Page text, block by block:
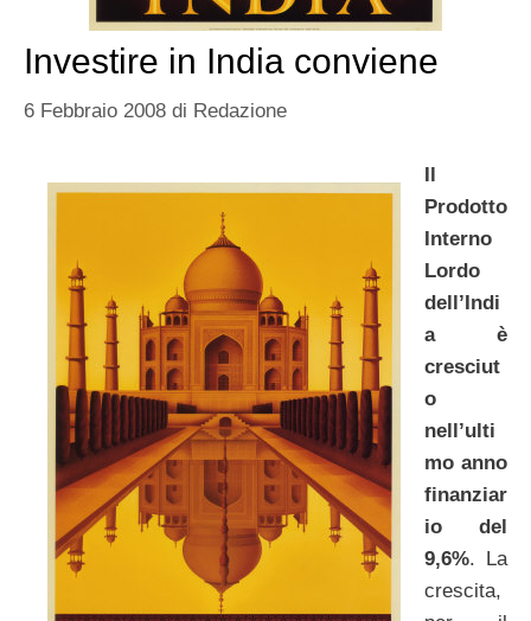
Investire in India conviene
6 Febbraio 2008 di Redazione
Prodotto
Interno
Lordo
dell’Indi
a è
cresciut
o
nell’ulti
mo anno
finanziar
io del
9,6%. La
crescita,